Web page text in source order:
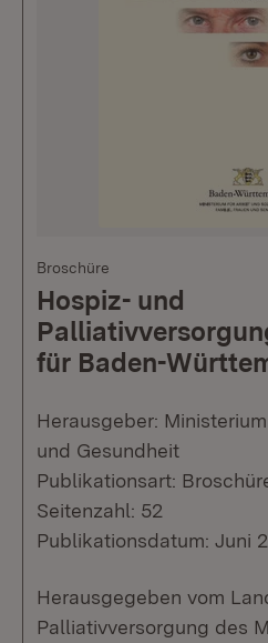
Broschüre
Hospiz- und
für Baden-
Herausgeber:
und Gesundheit
Publikationsart:
Seitenzahl: 52
Publikationsdatum: Juni
Herausgegeben vom
Palliativversorgung des